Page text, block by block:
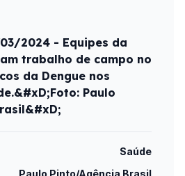
2024 - Equipes da
trabalho de campo no
da Dengue nos
Paulo
Saúde
Paulo Pinto/Agência Brasil